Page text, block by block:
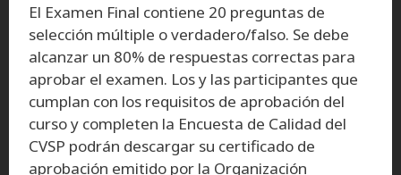
El Examen Final contiene 20 preguntas de
selección múltiple o verdadero/falso. Se debe
alcanzar un 80% de respuestas correctas para
aprobar el examen. Los y las participantes que
cumplan con los requisitos de aprobación del
curso y completen la Encuesta de Calidad del
CVSP podrán descargar su certificado de
aprobación emitido por la Organización